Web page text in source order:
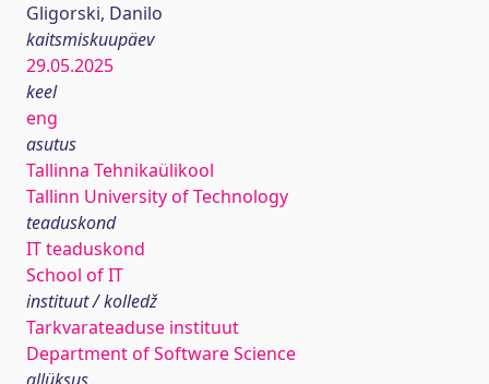
Gligorski, Danilo
kaitsmiskuupäev
29.05.2025
keel
eng
asutus
Tallinna Tehnikaülikool
Tallinn University of Technology
teaduskond
IT teaduskond
School of IT
instituut / kolledž
Tarkvarateaduse instituut
Department of Software Science